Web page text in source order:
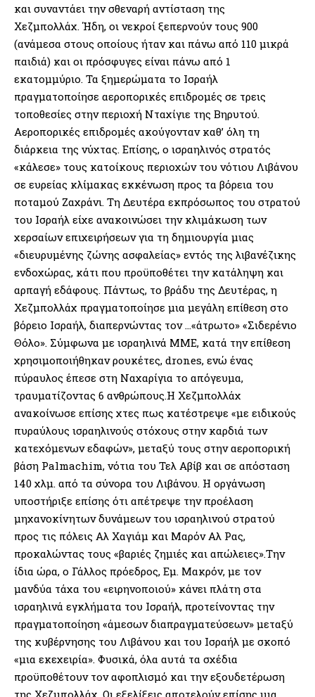
και συναντάει την σθεναρή αντίσταση της
Χεζμπολλάχ. Ήδη, οι νεκροί ξεπερνούν τους 900
(ανάμεσα στους οποίους ήταν και πάνω από 110 μικρά
παιδιά) και οι πρόσφυγες είναι πάνω από 1
εκατομμύριο. Τα ξημερώματα το Ισραήλ
πραγματοποίησε αεροπορικές επιδρομές σε τρεις
τοποθεσίες στην περιοχή Νταχίγιε της Βηρυτού.
Αεροπορικές επιδρομές ακούγονταν καθ’ όλη τη
διάρκεια της νύχτας. Επίσης, ο ισραηλινός στρατός
«κάλεσε» τους κατοίκους περιοχών του νότιου Λιβάνου
σε ευρείας κλίμακας εκκένωση προς τα βόρεια του
ποταμού Ζαχράνι. Τη Δευτέρα εκπρόσωπος του στρατού
του Ισραήλ είχε ανακοινώσει την κλιμάκωση των
χερσαίων επιχειρήσεων για τη δημιουργία μιας
«διευρυμένης ζώνης ασφαλείας» εντός της λιβανέζικης
ενδοχώρας, κάτι που προϋποθέτει την κατάληψη και
αρπαγή εδάφους. Πάντως, το βράδυ της Δευτέρας, η
Χεζμπολλάχ πραγματοποίησε μια μεγάλη επίθεση στο
βόρειο Ισραήλ, διαπερνώντας τον …«άτρωτο» «Σιδερένιο
Θόλο». Σύμφωνα με ισραηλινά ΜΜΕ, κατά την επίθεση
χρησιμοποιήθηκαν ρουκέτες, drones, ενώ ένας
πύραυλος έπεσε στη Ναχαρίγια το απόγευμα,
τραυματίζοντας 6 ανθρώπους.Η Χεζμπολλάχ
ανακοίνωσε επίσης χτες πως κατέστρεψε «με ειδικούς
πυραύλους ισραηλινούς στόχους στην καρδιά των
κατεχόμενων εδαφών», μεταξύ τους στην αεροπορική
βάση Palmachim, νότια του Τελ Αβίβ και σε απόσταση
140 χλμ. από τα σύνορα του Λιβάνου. Η οργάνωση
υποστήριξε επίσης ότι απέτρεψε την προέλαση
μηχανοκίνητων δυνάμεων του ισραηλινού στρατού
προς τις πόλεις Αλ Χαγιάμ και Μαρόν Αλ Ρας,
προκαλώντας τους «βαριές ζημιές και απώλειες».Την
ίδια ώρα, ο Γάλλος πρόεδρος, Εμ. Μακρόν, με τον
μανδύα τάχα του «ειρηνοποιού» κάνει πλάτη στα
ισραηλινά εγκλήματα του Ισραήλ, προτείνοντας την
πραγματοποίηση «άμεσων διαπραγματεύσεων» μεταξύ
της κυβέρνησης του Λιβάνου και του Ισραήλ με σκοπό
«μια εκεχειρία». Φυσικά, όλα αυτά τα σχέδια
προϋποθέτουν τον αφοπλισμό και την εξουδετέρωση
της Χεζμπολλάχ. Οι εξελίξεις αποτελούν επίσης μια